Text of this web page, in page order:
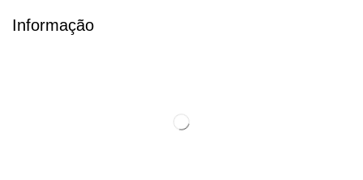
Informação